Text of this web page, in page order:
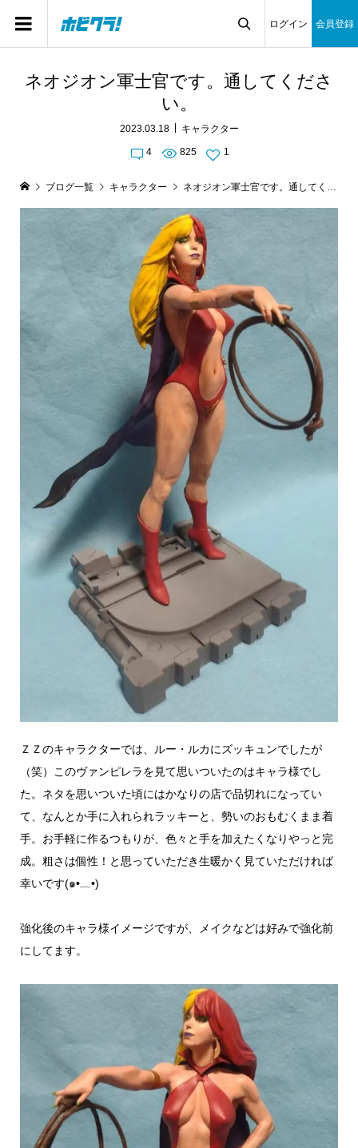
ログイン 会員登録
ネオジオン軍士官です。通してくださ
い。
2023.03.18 キャラクター
4 825 1
ブログ一覧 キャラクター ネオジオン軍士官です。通してください。
ＺＺのキャラクターでは、ルー・ルカにズッキュンでしたが
（笑）このヴァンピレラを見て思いついたのはキャラ様でし
た。ネタを思いついた頃にはかなりの店で品切れになってい
て、なんとか手に入れられラッキーと、勢いのおもむくまま着
手。お手軽に作るつもりが、色々と手を加えたくなりやっと完
成。粗さは個性！と思っていただき生暖かく見ていただければ
幸いです(⁠๑⁠•⁠﹏⁠•⁠)
強化後のキャラ様イメージですが、メイクなどは好みで強化前
にしてます。